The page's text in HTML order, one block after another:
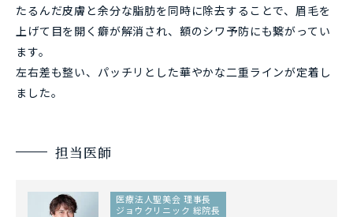
たるんだ皮膚と余分な脂肪を同時に除去することで、眉毛を
上げて目を開く癖が解消され、額のシワ予防にも繋がってい
ます。
左右差も整い、パッチリとした華やかな二重ラインが定着し
ました。
担当医師
医療法人聖美会 理事長
ジョウクリニック 総院長